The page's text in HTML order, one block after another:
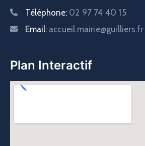
Téléphone: 02 97 74 40 15
Email: accueil.mairie@guilliers.fr
Plan Interactif